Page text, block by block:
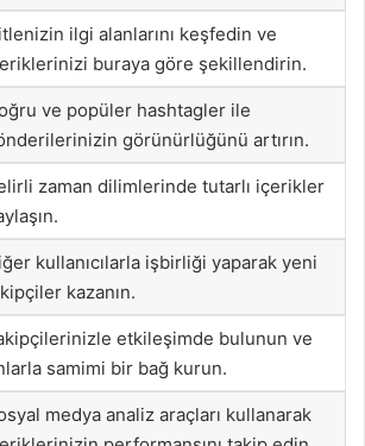
ilgi alanlarını keşfedin ve
buraya göre şekillendirin.
ve popüler hashtagler ile
görünürlüğünü artırın.
zaman dilimlerinde tutarlı içerikler
kullanıcılarla işbirliği yaparak yeni
kazanın.
etkileşimde bulunun ve
samimi bir bağ kurun.
medya analiz araçları kullanarak